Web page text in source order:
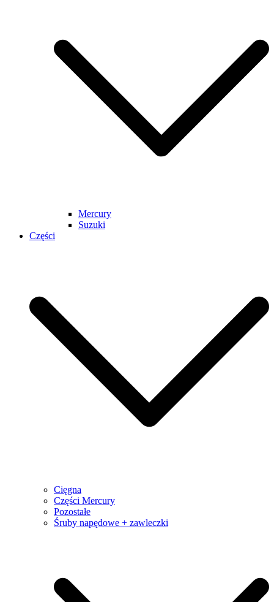
Mercury
Suzuki
Części
Cięgna
Części Mercury
Pozostałe
Śruby napędowe + zawleczki